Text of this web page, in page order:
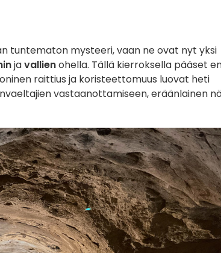
tuntematon mysteeri, vaan ne ovat nyt yksi
javallienohella. Tällä kierroksella pääset
raittius ja koristeettomuus luovat heti
vastaanottamiseen, eräänlainen